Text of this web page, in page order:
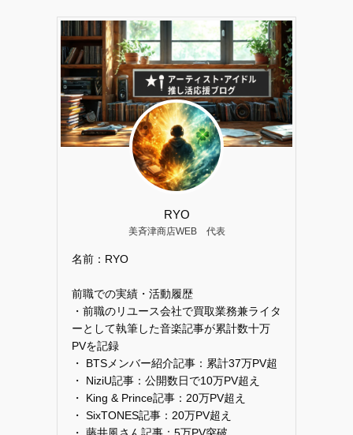
RYO
美斉津商店WEB 代表
名前：RYO
前職での実績・活動履歴
・前職のリユース会社で買取業務兼ライタ
ーとして執筆した音楽記事が累計数十万
PVを記録
・ BTSメンバー紹介記事：累計37万PV超
・ NiziU記事：公開数日で10万PV超え
・ King & Prince記事：20万PV超え
・ SixTONES記事：20万PV超え
・ 藤井風さん記事：5万PV突破